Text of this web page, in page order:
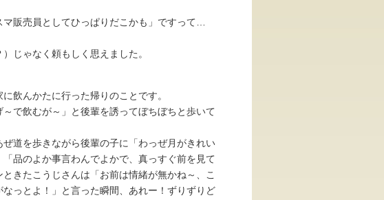
マ販売員としてひっぱりだこかも」ですって…
じゃなく頼もしく思えました。
に飲んかたに行った帰りのことです。
で飲むが～」と後輩を誘ってぼちぼちと歩いて
道を歩きながら後輩の子に「わっぜ月がきれい
品のよか事言わんでよかで、真っすぐ前を見て
きたこうじさんは「お前は情緒が無かね～、こ
っとよ！」と言った瞬間、あれー！ずりずりど